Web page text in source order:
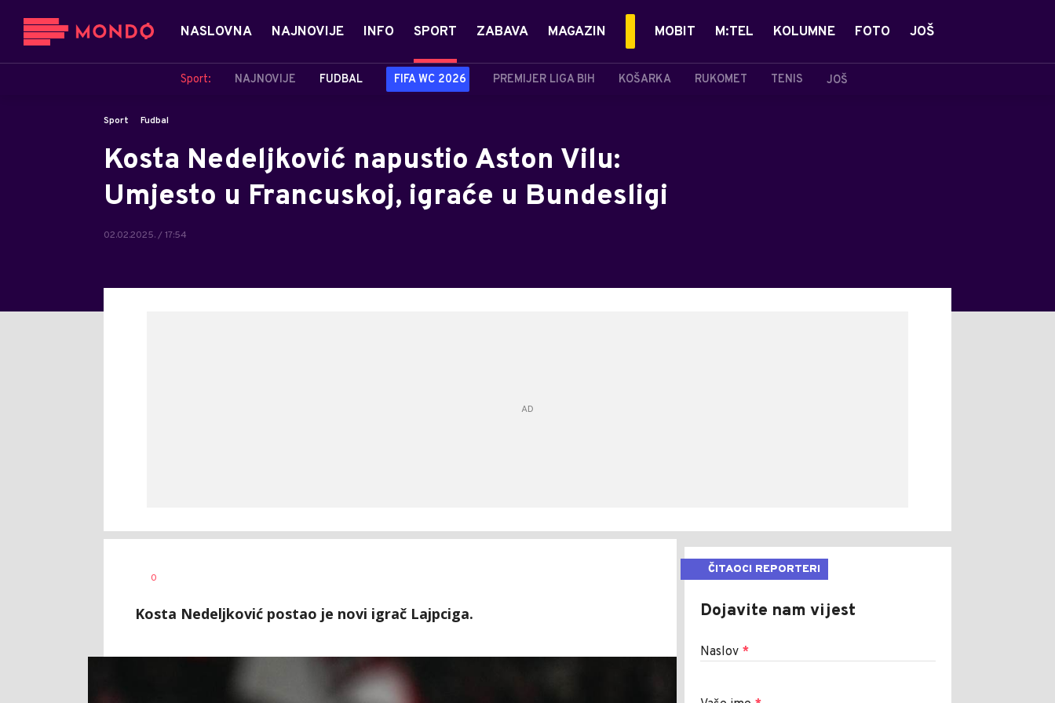
NASLOVNA NAJNOVIJE INFO SPORT
Sport: NAJNOVIJE FUDBAL FIFA WC 2026 PREMIJER LIGA BIH KOŠARKA RUKOMET TENIS JOŠ
ZABAVA MAGAZIN MOBIT M:TEL KOLUMNE FOTO JOŠ
Sport Fudbal
Kosta Nedeljković napustio Aston Vilu:
Umjesto u Francuskoj, igraće u Bundesligi
02.02.2025. / 17:54
AUTOR
0
Kosta Nedeljković postao je novi igrač Lajpciga.
ČITAOCI REPORTERI
Dojavite nam vijest
Naslov *